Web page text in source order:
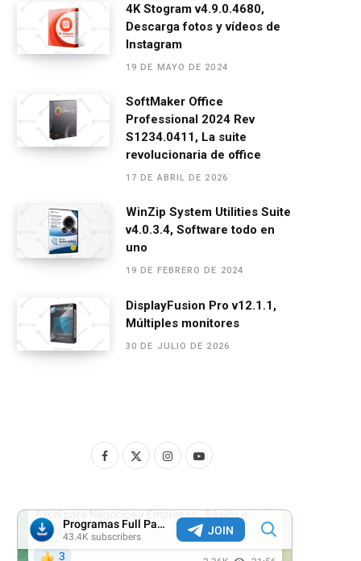
k
p
4K Stogram v4.9.0.4680,
Descarga fotos y vídeos de
Instagram
19 DE MAYO DE 2024
SoftMaker Office
Professional 2024 Rev
S1234.0411, La suite
revolucionaria de office
17 DE ABRIL DE 2026
WinZip System Utilities Suite
v4.0.3.4, Software todo en
uno
19 DE FEBRERO DE 2024
DisplayFusion Pro v12.1.1,
Múltiples monitores
30 DE JULIO DE 2026
F
c
e
T
I
s
Y
u
T